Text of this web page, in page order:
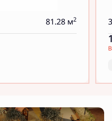
81.28 м2